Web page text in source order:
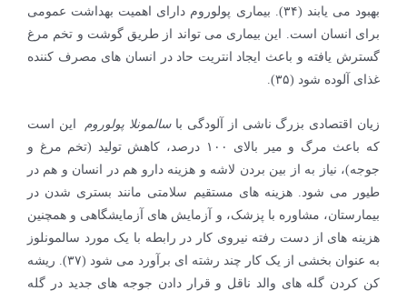
بهبود می یابند (۳۴). بیماری پولوروم دارای اهمیت بهداشت عمومی
برای انسان است. این بیماری می تواند از طریق گوشت و تخم مرغ
گسترش یافته و باعث ایجاد انتریت حاد در انسان های مصرف کننده
غذای آلوده شود (۳۵).
زیان اقتصادی بزرگ ناشی از آلودگی باسالمونلا پولوروم این است
که باعث مرگ و میر بالای ۱۰۰ درصد، کاهش تولید (تخم مرغ و
جوجه)، نیاز به از بین بردن لاشه و هزینه دارو هم در انسان و هم در
طیور می شود. هزینه های مستقیم سلامتی مانند بستری شدن در
بیمارستان، مشاوره با پزشک، و آزمایش های آزمایشگاهی و همچنین
هزینه های از دست رفته نیروی کار در رابطه با یک مورد سالمونلوز
به عنوان بخشی از یک کار چند رشته ای برآورد می شود (۳۷). ریشه
کن کردن گله های والد ناقل و قرار دادن جوجه های جدید در گله